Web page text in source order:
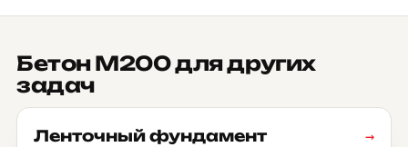
Бетон М200 для других
задач
Ленточный фундамент
→